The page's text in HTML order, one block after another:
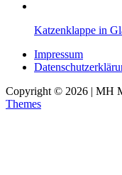
Katzenklappe in
Impressum
Copyright © 2026 | MH
Themes